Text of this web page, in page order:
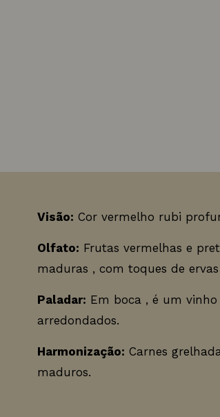
Visão: Cor vermelho rubi
Olfato: Frutas vermelhas e
maduras , com toques de ervas
Paladar: Em boca , é um
arredondados.
Harmonização: Carnes
maduros.